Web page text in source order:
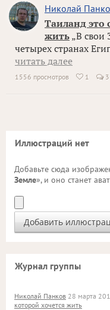
Николай
Таиланд это
жить „В свои
четырех странах
читать далее
1556 просмотров  1 3
Иллюстраций нет
Добавьте сюда
Земле», и оно станет
Журнал группы
Николай Панков 28 марта
которой хочется жить